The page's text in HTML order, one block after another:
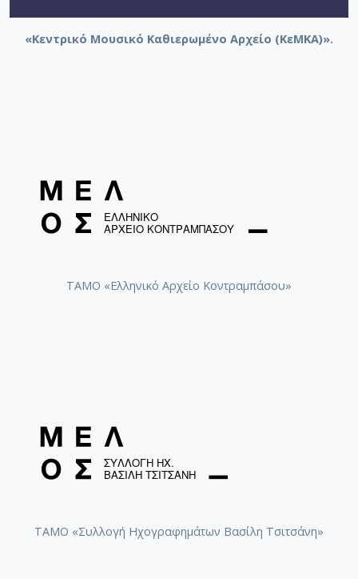
«Κεντρικό Μουσικό Καθιερωμένο Αρχείο (ΚεΜΚΑ)».
ΤΑΜΟ «Ελληνικό Αρχείο Κοντραμπάσου»
ΤΑΜΟ «Συλλογή Ηχογραφημάτων Βασίλη Τσιτσάνη»